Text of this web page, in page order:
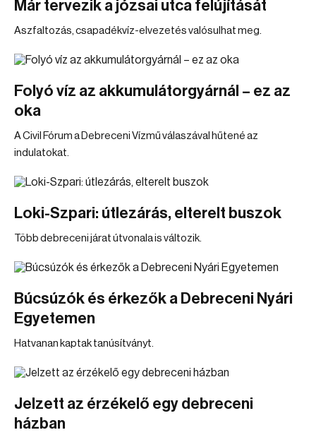
Már tervezik a józsai utca felújítását
Aszfaltozás, csapadékvíz-elvezetés valósulhat meg.
Folyó víz az akkumulátorgyárnál – ez az
oka
A Civil Fórum a Debreceni Vízmű válaszával hűtené az
indulatokat.
Loki-Szpari: útlezárás, elterelt buszok
Több debreceni járat útvonala is változik.
Búcsúzók és érkezők a Debreceni Nyári
Egyetemen
Hatvanan kaptak tanúsítványt.
Jelzett az érzékelő egy debreceni
házban